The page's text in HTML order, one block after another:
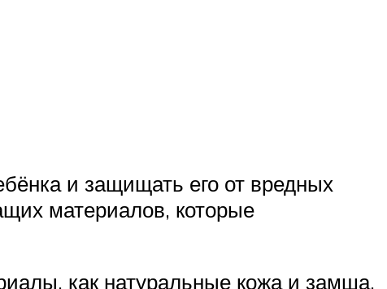
и защищать его от вредных
материалов, которые
как натуральные кожа и замша,